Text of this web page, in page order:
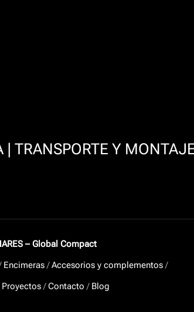
TRANSPORTE Y
– Global Compact
Encimeras/Accesorios y complementos/
Proyectos/Contacto / Blog